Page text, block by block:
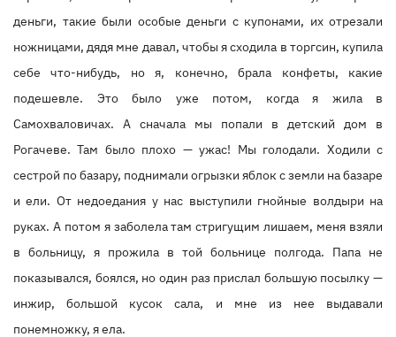
деньги, такие были особые деньги с купонами, их отрезали
ножницами, дядя мне давал, чтобы я сходила в торгсин, купила
себе что-нибудь, но я, конечно, брала конфеты, какие
подешевле. Это было уже потом, когда я жила в
Самохваловичах. А сначала мы попали в детский дом в
Рогачеве. Там было плохо — ужас! Мы голодали. Ходили с
сестрой по базару, поднимали огрызки яблок с земли на базаре
и ели. От недоедания у нас выступили гнойные волдыри на
руках. А потом я заболела там стригущим лишаем, меня взяли
в больницу, я прожила в той больнице полгода. Папа не
показывался, боялся, но один раз прислал большую посылку —
инжир, большой кусок сала, и мне из нее выдавали
понемножку, я ела.